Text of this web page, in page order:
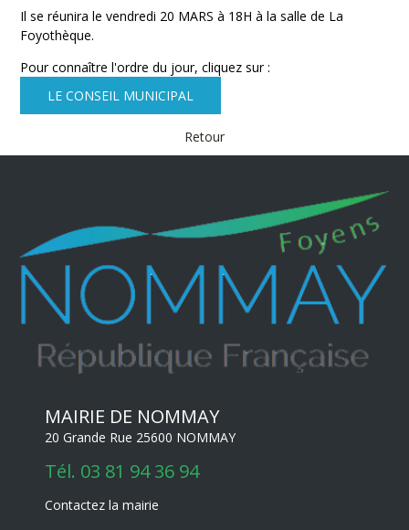
Il se réunira le vendredi 20 MARS à 18H à la salle de La
Foyothèque.
Pour connaître l'ordre du jour, cliquez sur :
LE CONSEIL MUNICIPAL
Retour
MAIRIE DE NOMMAY
20 Grande Rue 25600 NOMMAY
Tél. 03 81 94 36 94
Contactez la mairie